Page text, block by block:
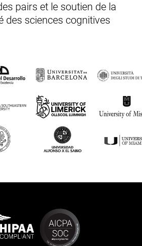
pairs et le soutien de la
des sciences cognitives